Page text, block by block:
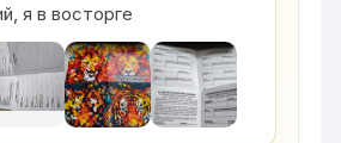
я в восторге